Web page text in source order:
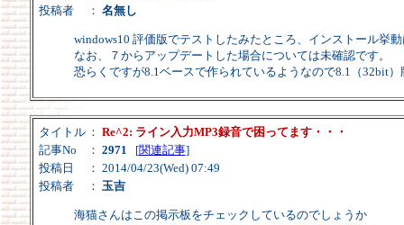
投稿者
： 名無し
windows10 評価版でテストしたみたところ、インストール挙
なお、７からアップデートした場合については未確認です。
恐らくですが8.1ベースで作られているようなので8.1（32bit
タイトル ： Re^2: ライン入力MP3録音で困ってます・・・
記事No
： 2971 [関連記事]
投稿日
： 2014/04/23(Wed) 07:49
投稿者
： 玉吉
海猫さんはこの掲示板をチェックしているのでしょうか